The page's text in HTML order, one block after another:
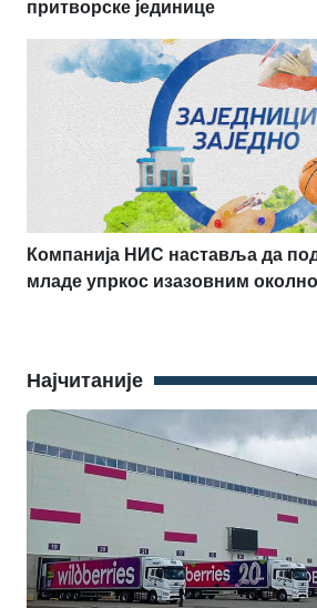
притворске јединице
Компанија НИС наставља да
младе упркос изазовним
Најчитаније